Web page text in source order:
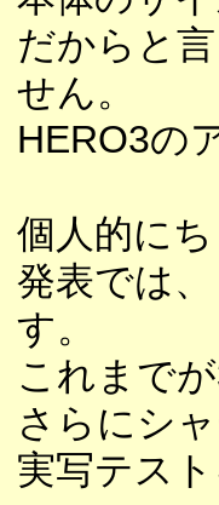
だからと
せん。
HERO3の
個人的に
発表では
す。
これまで
さらにシ
実写テス